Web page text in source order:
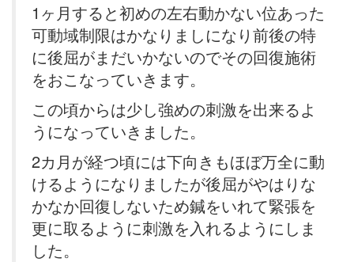
1ヶ月すると初めの左右動かない位あった
可動域制限はかなりましになり前後の特
に後屈がまだいかないのでその回復施術
をおこなっていきます。
この頃からは少し強めの刺激を出来るよ
うになっていきました。
2カ月が経つ頃には下向きもほぼ万全に動
けるようになりましたが後屈がやはりな
かなか回復しないため鍼をいれて緊張を
更に取るように刺激を入れるようにしま
した。